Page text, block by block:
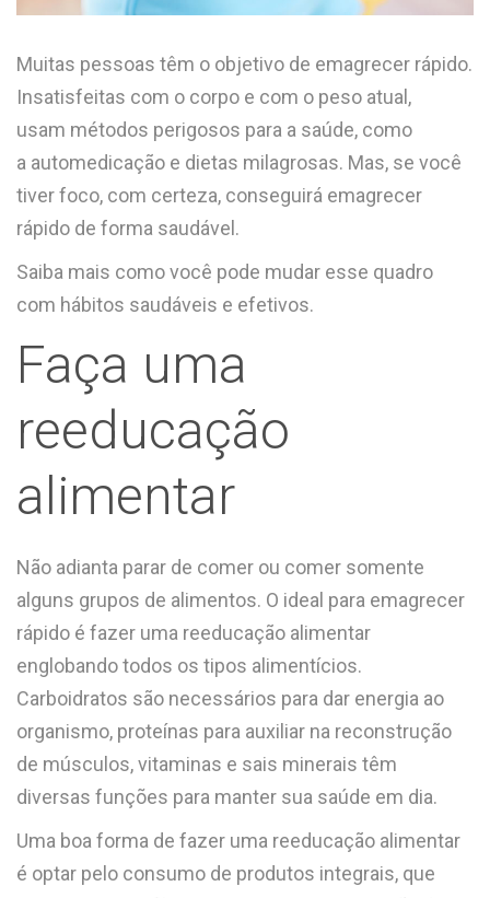
Muitas pessoas têm o objetivo de emagrecer rápido.
Insatisfeitas com o corpo e com o peso atual,
usam métodos perigosos para a saúde, como
a automedicação e dietas milagrosas. Mas, se você
tiver foco, com certeza, conseguirá emagrecer
rápido de forma saudável.
Saiba mais como você pode mudar esse quadro
com hábitos saudáveis e efetivos.
Faça uma
reeducação
alimentar
Não adianta parar de comer ou comer somente
alguns grupos de alimentos. O ideal para emagrecer
rápido é fazer uma reeducação alimentar
englobando todos os tipos alimentícios.
Carboidratos são necessários para dar energia ao
organismo, proteínas para auxiliar na reconstrução
de músculos, vitaminas e sais minerais têm
diversas funções para manter sua saúde em dia.
Uma boa forma de fazer uma reeducação alimentar
é optar pelo consumo de produtos integrais, que